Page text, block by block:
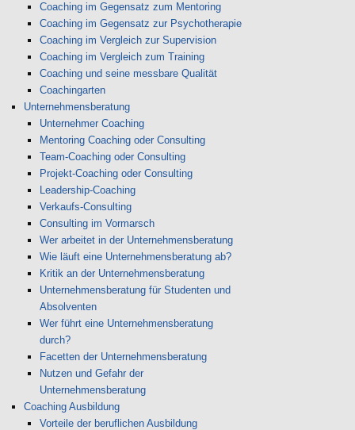
Coaching im Gegensatz zum Mentoring
Coaching im Gegensatz zur Psychotherapie
Coaching im Vergleich zur Supervision
Coaching im Vergleich zum Training
Coaching und seine messbare Qualität
Coachingarten
Unternehmensberatung
Unternehmer Coaching
Mentoring Coaching oder Consulting
Team-Coaching oder Consulting
Projekt-Coaching oder Consulting
Leadership-Coaching
Verkaufs-Consulting
Consulting im Vormarsch
Wer arbeitet in der Unternehmensberatung
Wie läuft eine Unternehmensberatung ab?
Kritik an der Unternehmensberatung
Unternehmensberatung für Studenten und
Absolventen
Wer führt eine Unternehmensberatung
durch?
Facetten der Unternehmensberatung
Nutzen und Gefahr der
Unternehmensberatung
Coaching Ausbildung
Vorteile der beruflichen Ausbildung